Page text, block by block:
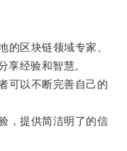
区块链领域专家、
享经验和智慧。
以不断完善自己的
提供简洁明了的信